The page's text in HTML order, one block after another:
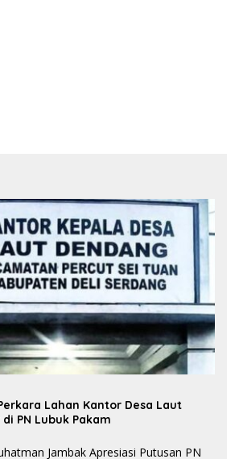
Lahan Kantor Desa Laut
PN Lubuk Pakam